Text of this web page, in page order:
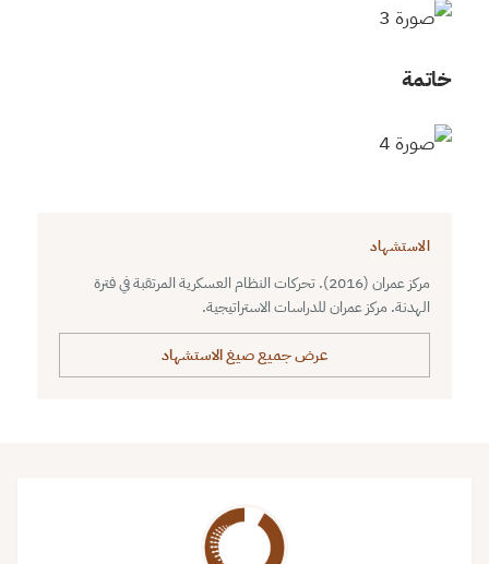
خاتمة
الاستشهاد
مركز عمران (2016). تحركات النظام العسكرية المرتقبة في فترة
الهدنة. مركز عمران للدراسات الاستراتيجية.
عرض جميع صيغ الاستشهاد